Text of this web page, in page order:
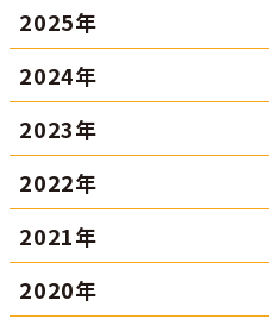
2025年
2024年
2023年
2022年
2021年
2020年